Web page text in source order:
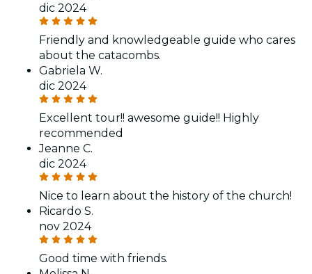
dic 2024
Friendly and knowledgeable guide who cares
about the catacombs.
Gabriela W.
dic 2024
Excellent tour!! awesome guide!! Highly
recommended
Jeanne C.
dic 2024
Nice to learn about the history of the church!
Ricardo S.
nov 2024
Good time with friends.